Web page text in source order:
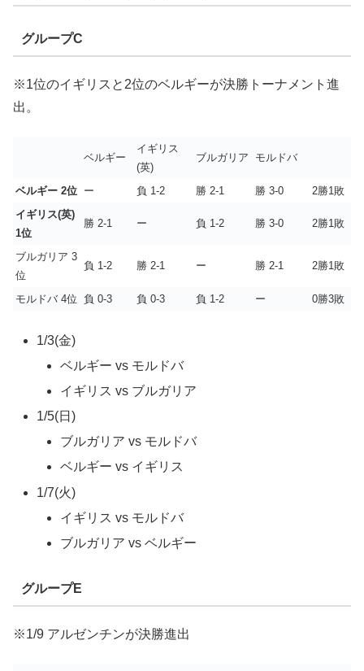
グループC
※1位のイギリスと2位のベルギーが決勝トーナメント進
出。
ベルギー
イギリス
(英)
ブルガリア モルドバ
ベルギー 2位 ー 負 1-2 勝 2-1 勝 3-0
2勝1敗
イギリス(英)
1位
勝 2-1 ー 負 1-2 勝 3-0 2勝1敗
ブルガリア 3
位
負 1-2 勝 2-1 ー 勝 2-1 2勝1敗
モルドバ 4位 負 0-3 負 0-3 負 1-2 ー 0勝3敗
1/3(金)
ベルギー vs モルドバ
イギリス vs ブルガリア
1/5(日)
ブルガリア vs モルドバ
ベルギー vs イギリス
1/7(火)
イギリス vs モルドバ
ブルガリア vs ベルギー
グループE
※1/9 アルゼンチンが決勝進出